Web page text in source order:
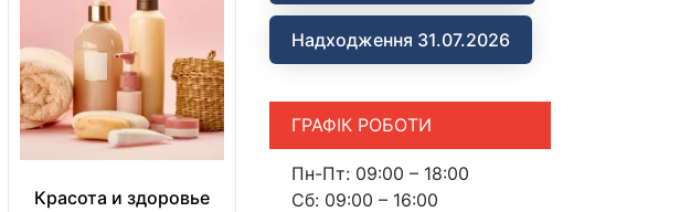
Красота и здоровье
Надходження 31.07.2026
ГРАФІК РОБОТИ
Пн-Пт: 09:00 – 18:00
Сб: 09:00 – 16:00